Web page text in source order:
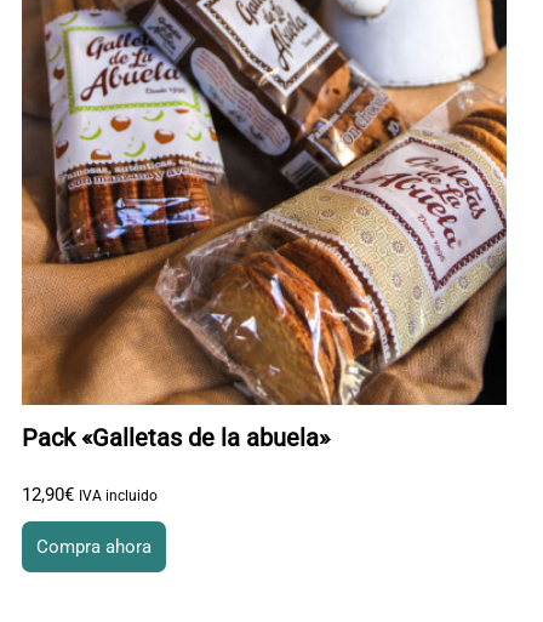
Pack «Galletas de la abuela»
12,90€ IVA incluido
Compra ahora